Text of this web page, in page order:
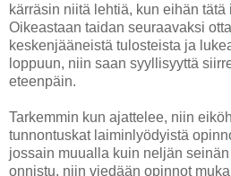
kärräsin niitä lehtiä, kun eihän
Oikeastaan taidan seuraavaksi
keskenjääneistä tulosteista ja
loppuun, niin saan syyllisyyttä
eteenpäin.
Tarkemmin kun ajattelee, niin
tunnontuskat laiminlyödyistä
jossain muualla kuin neljän
onnistu, niin viedään opinnot